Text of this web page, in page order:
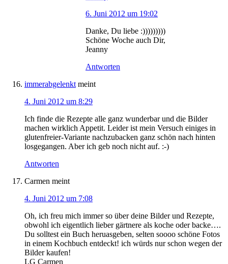
6. Juni 2012 um 19:02
Danke, Du liebe :)))))))))
Schöne Woche auch Dir,
Jeanny
Antworten
immerabgelenkt meint
4. Juni 2012 um 8:29
Ich finde die Rezepte alle ganz wunderbar und die Bilder
machen wirklich Appetit. Leider ist mein Versuch einiges in
glutenfreier-Variante nachzubacken ganz schön nach hinten
losgegangen. Aber ich geb noch nicht auf. :-)
Antworten
Carmen meint
4. Juni 2012 um 7:08
Oh, ich freu mich immer so über deine Bilder und Rezepte,
obwohl ich eigentlich lieber gärtnere als koche oder backe….
Du solltest ein Buch heruasgeben, selten soooo schöne Fotos
in einem Kochbuch entdeckt! ich würds nur schon wegen der
Bilder kaufen!
LG Carmen